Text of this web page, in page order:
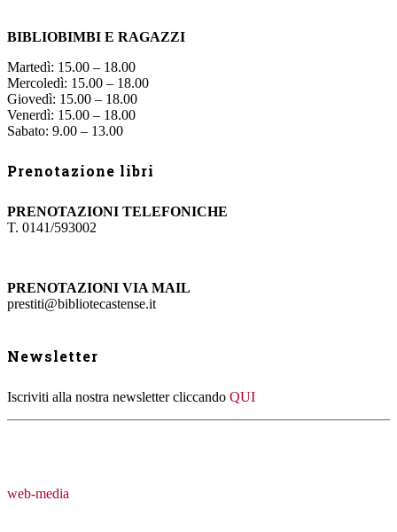
BIBLIOBIMBI E RAGAZZI
Martedì: 15.00 – 18.00
Mercoledì: 15.00 – 18.00
Giovedì: 15.00 – 18.00
Venerdì: 15.00 – 18.00
Sabato: 9.00 – 13.00
Prenotazione libri
PRENOTAZIONI TELEFONICHE
T. 0141/593002
PRENOTAZIONI VIA MAIL
prestiti@bibliotecastense.it
Newsletter
Iscriviti alla nostra newsletter cliccando QUI
web-media